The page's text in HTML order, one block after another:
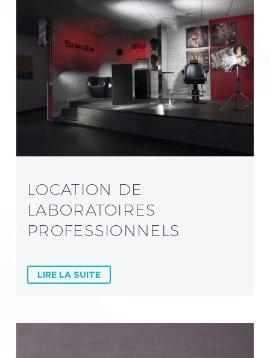
LOCATION DE
LABORATOIRES
PROFESSIONNELS
LIRE LA SUITE